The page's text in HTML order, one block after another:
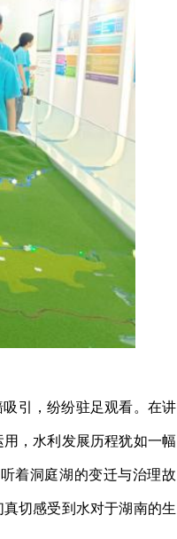
引，纷纷驻足观看。在讲
，水利发展历程犹如一幅
着洞庭湖的变迁与治理故
切感受到水对于湖南的生